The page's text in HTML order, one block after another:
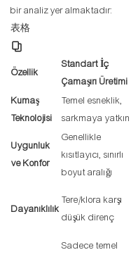
bir analiz yer almaktadır:
表格
Özellik
Standart İç
Çamaşırı Üretimi
Kumaş
Teknolojisi
Temel esneklik,
sarkmaya yatkın
Uygunluk
ve Konfor
Genellikle
kısıtlayıcı, sınırlı
boyut aralığı
Dayanıklılık
Tere/klora karşı
düşük direnç
Sadece temel